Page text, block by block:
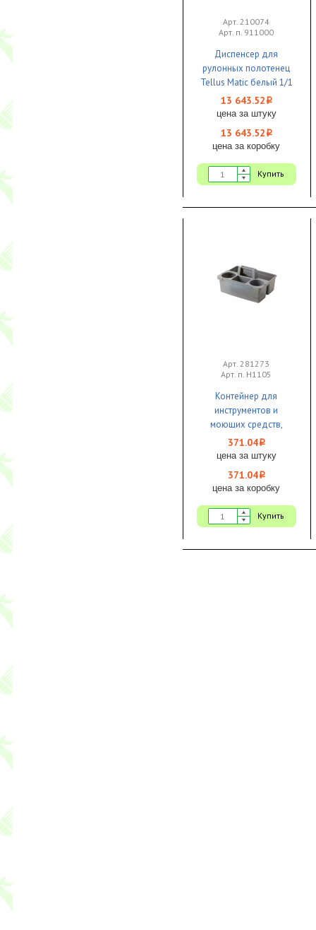
Арт. 210074
Арт. п. 911000
Диспенсер для
рулонных полотенец
Tellus Matic белый 1/1
13 643.52 i
цена за штуку
13 643.52 i
цена за коробку
Купить
Арт. 281273
Арт. п. H1105
Контейнер для
инструментов и
моющих средств,
переносной 1/20
371.04i
цена за штуку
371.04i
цена за коробку
Купить